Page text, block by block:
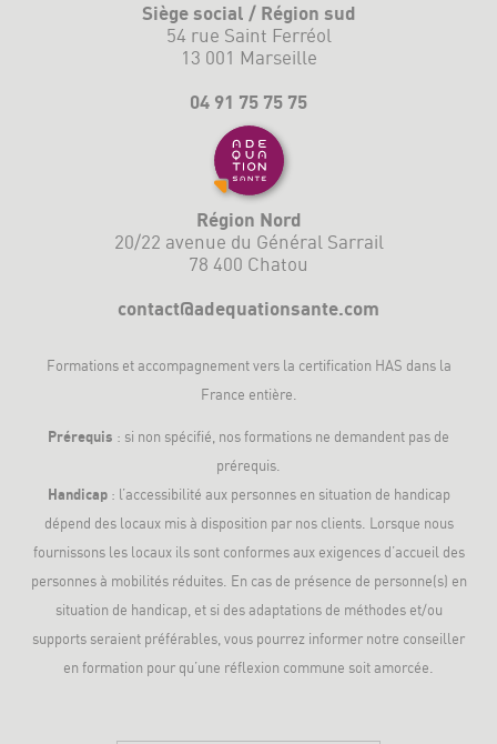
Siège social / Région sud
54 rue Saint Ferréol
13 001 Marseille
04 91 75 75 75
Région Nord
20/22 avenue du Général Sarrail
78 400 Chatou
contact@adequationsante.com
Formations et accompagnement vers la certification HAS dans la
France entière.
Prérequis : si non spécifié, nos formations ne demandent pas de
prérequis.
Handicap: l’accessibilité aux personnes en situation de handicap
dépend des locaux mis à disposition par nos clients. Lorsque nous
fournissons les locaux ils sont conformes aux exigences d’accueil des
personnes à mobilités réduites. En cas de présence de personne(s) en
situation de handicap, et si des adaptations de méthodes et/ou
supports seraient préférables, vous pourrez informer notre conseiller
en formation pour qu’une réflexion commune soit amorcée.